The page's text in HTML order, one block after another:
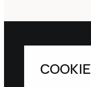
Melde dich